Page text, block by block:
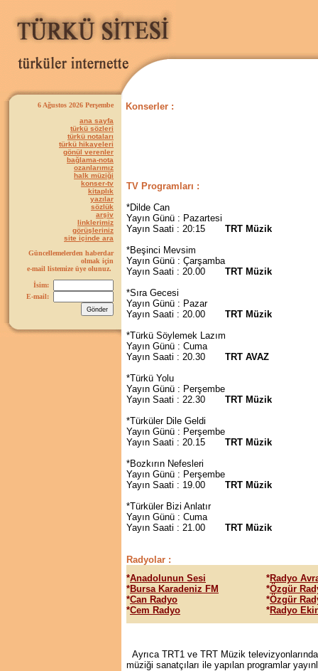
6 Ağustos 2026 Perşembe
ana sayfa
türkü sözleri
türkü notaları
türkü hikayeleri
gönül verenler
bağlama-nota
ozanlarımız
halk müziği
konser-tv
kitaplık
yazılar
sözlük
arşiv
linklerimiz
görüşleriniz
site içinde ara
Güncellemelerden haberdar
olmak için
e-mail listemize üye olunuz.
İsim:
E-mail:
Konserler :
TV Programları :
*Dilde Can
Yayın Günü : Pazartesi
Yayın Saati : 20:15
TRT Müzik
*Beşinci Mevsim
Yayın Günü : Çarşamba
Yayın Saati : 20.00
TRT Müzik
*Sıra Gecesi
Yayın Günü : Pazar
Yayın Saati : 20.00
TRT Müzik
*Türkü Söylemek Lazım
Yayın Günü : Cuma
Yayın Saati : 20.30
TRT AVAZ
*Türkü Yolu
Yayın Günü : Perşembe
Yayın Saati : 22.30
TRT Müzik
*Türküler Dile Geldi
Yayın Günü : Perşembe
Yayın Saati : 20.15
TRT Müzik
*Bozkırın Nefesleri
Yayın Günü : Perşembe
Yayın Saati : 19.00
TRT Müzik
*Türküler Bizi Anlatır
Yayın Günü : Cuma
Yayın Saati : 21.00
TRT Müzik
Radyolar :
*Anadolunun Sesi *Radyo
*Bursa Karadeniz FM *Özgür
*Can Radyo *Özgür
*Cem Radyo *Radyo
Ayrıca TRT1 ve TRT Müzik
müziği sanatçıları ile yapılan programlar